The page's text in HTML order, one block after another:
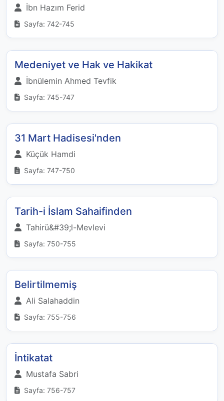
İbn Hazım Ferid
Sayfa: 742-745
Medeniyet ve Hak ve Hakikat
İbnülemin Ahmed Tevfik
Sayfa: 745-747
31 Mart Hadisesi'nden
Küçük Hamdi
Sayfa: 747-750
Tarih-i İslam Sahaifinden
Tahirü&#39;l-Mevlevi
Sayfa: 750-755
Belirtilmemiş
Ali Salahaddin
Sayfa: 755-756
İntikatat
Mustafa Sabri
Sayfa: 756-757